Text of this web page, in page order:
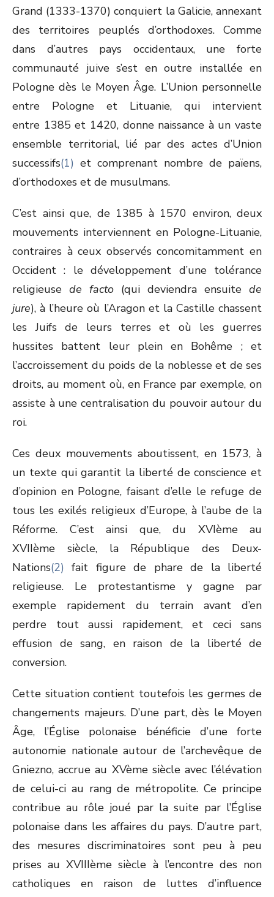
Grand (1333-1370) conquiert la Galicie, annexant
des territoires peuplés d’orthodoxes. Comme
dans d’autres pays occidentaux, une forte
communauté juive s’est en outre installée en
Pologne dès le Moyen Âge. L’Union personnelle
entre Pologne et Lituanie, qui intervient
entre 1385 et 1420, donne naissance à un vaste
ensemble territorial, lié par des actes d’Union
successifs(1) et comprenant nombre de païens,
d’orthodoxes et de musulmans.
C’est ainsi que, de 1385 à 1570 environ, deux
mouvements interviennent en Pologne-Lituanie,
contraires à ceux observés concomitamment en
Occident : le développement d’une tolérance
religieuse de facto (qui deviendra ensuite de
jure), à l’heure où l’Aragon et la Castille chassent
les Juifs de leurs terres et où les guerres
hussites battent leur plein en Bohême ; et
l’accroissement du poids de la noblesse et de ses
droits, au moment où, en France par exemple, on
assiste à une centralisation du pouvoir autour du
roi.
Ces deux mouvements aboutissent, en 1573, à
un texte qui garantit la liberté de conscience et
d’opinion en Pologne, faisant d’elle le refuge de
tous les exilés religieux d’Europe, à l’aube de la
Réforme. C’est ainsi que, du XVIèmeau
XVIIème siècle, la République des Deux-
Nations(2) fait figure de phare de la liberté
religieuse. Le protestantisme y gagne par
exemple rapidement du terrain avant d’en
perdre tout aussi rapidement, et ceci sans
effusion de sang, en raison de la liberté de
conversion.
Cette situation contient toutefois les germes de
changements majeurs. D’une part, dès le Moyen
Âge, l’Église polonaise bénéficie d’une forte
autonomie nationale autour de l’archevêque de
Gniezno, accrue au XVèmesiècle avec l’élévation
de celui-ci au rang de métropolite. Ce principe
contribue au rôle joué par la suite par l’Église
polonaise dans les affaires du pays. D’autre part,
des mesures discriminatoires sont peu à peu
prises au XVIIIèmesiècle à l’encontre des non
catholiques en raison de luttes d’influence